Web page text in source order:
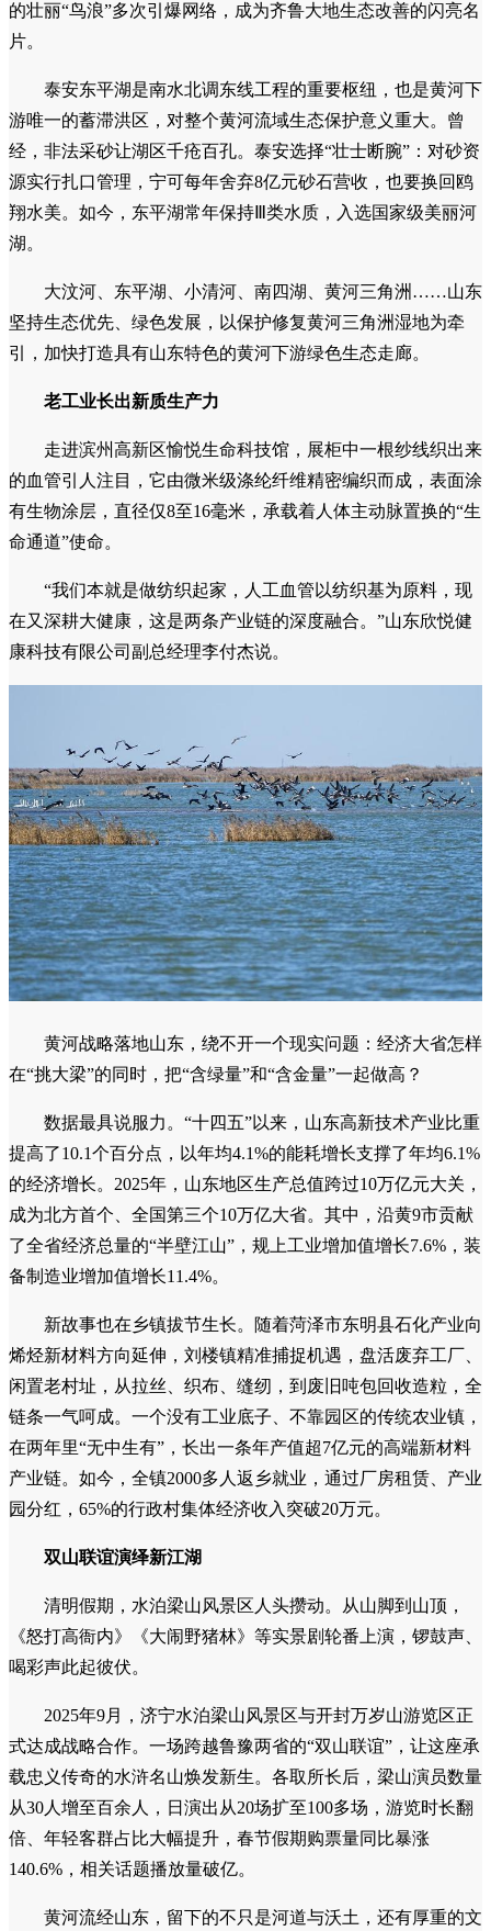
的壮丽“鸟浪”多次引爆网络，成为齐鲁大地生态改善的闪亮名
片。
泰安东平湖是南水北调东线工程的重要枢纽，也是黄河下
游唯一的蓄滞洪区，对整个黄河流域生态保护意义重大。曾
经，非法采砂让湖区千疮百孔。泰安选择“壮士断腕”：对砂资
源实行扎口管理，宁可每年舍弃8亿元砂石营收，也要换回鸥
翔水美。如今，东平湖常年保持Ⅲ类水质，入选国家级美丽河
湖。
大汶河、东平湖、小清河、南四湖、黄河三角洲……山东
坚持生态优先、绿色发展，以保护修复黄河三角洲湿地为牵
引，加快打造具有山东特色的黄河下游绿色生态走廊。
老工业长出新质生产力
走进滨州高新区愉悦生命科技馆，展柜中一根纱线织出来
的血管引人注目，它由微米级涤纶纤维精密编织而成，表面涂
有生物涂层，直径仅8至16毫米，承载着人体主动脉置换的“生
命通道”使命。
“我们本就是做纺织起家，人工血管以纺织基为原料，现
在又深耕大健康，这是两条产业链的深度融合。”山东欣悦健
康科技有限公司副总经理李付杰说。
黄河战略落地山东，绕不开一个现实问题：经济大省怎样
在“挑大梁”的同时，把“含绿量”和“含金量”一起做高？
数据最具说服力。“十四五”以来，山东高新技术产业比重
提高了10.1个百分点，以年均4.1%的能耗增长支撑了年均6.1%
的经济增长。2025年，山东地区生产总值跨过10万亿元大关，
成为北方首个、全国第三个10万亿大省。其中，沿黄9市贡献
了全省经济总量的“半壁江山”，规上工业增加值增长7.6%，装
备制造业增加值增长11.4%。
新故事也在乡镇拔节生长。随着菏泽市东明县石化产业向
烯烃新材料方向延伸，刘楼镇精准捕捉机遇，盘活废弃工厂、
闲置老村址，从拉丝、织布、缝纫，到废旧吨包回收造粒，全
链条一气呵成。一个没有工业底子、不靠园区的传统农业镇，
在两年里“无中生有”，长出一条年产值超7亿元的高端新材料
产业链。如今，全镇2000多人返乡就业，通过厂房租赁、产业
园分红，65%的行政村集体经济收入突破20万元。
双山联谊演绎新江湖
清明假期，水泊梁山风景区人头攒动。从山脚到山顶，
《怒打高衙内》《大闹野猪林》等实景剧轮番上演，锣鼓声、
喝彩声此起彼伏。
2025年9月，济宁水泊梁山风景区与开封万岁山游览区正
式达成战略合作。一场跨越鲁豫两省的“双山联谊”，让这座承
载忠义传奇的水浒名山焕发新生。各取所长后，梁山演员数量
从30人增至百余人，日演出从20场扩至100多场，游览时长翻
倍、年轻客群占比大幅提升，春节假期购票量同比暴涨
140.6%，相关话题播放量破亿。
黄河流经山东，留下的不只是河道与沃土，还有厚重的文